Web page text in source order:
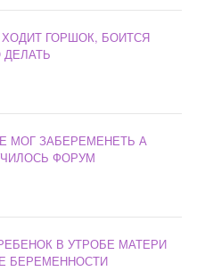
ГОРШОК, БОИТСЯ
ДЕЛАТЬ
МОГ ЗАБЕРЕМЕНЕТЬ А
ФОРУМ
В УТРОБЕ МАТЕРИ
БЕРЕМЕННОСТИ